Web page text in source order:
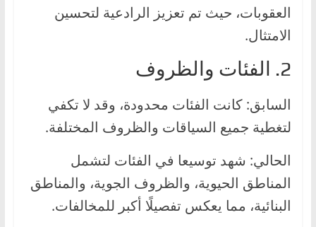
العقوبات، حيث تم تعزيز الرادعية لتحسين
الامتثال.
2. الفئات والظروف
السابق: كانت الفئات محدودة، وقد لا تكفي
لتغطية جميع السياقات والظروف المختلفة.
الحالي: شهد توسيعا في الفئات لتشمل
المناطق الحيوية، والظروف الجوية، والمناطق
البنائية، مما يعكس تفصيلًا أكبر للمخالفات.